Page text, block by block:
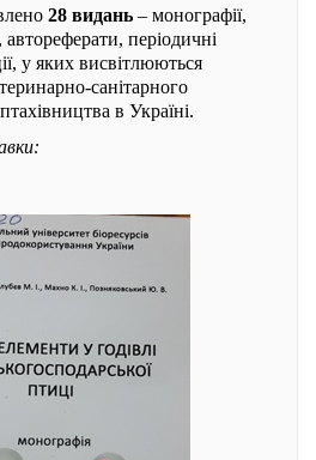
28 видань – монографії,
періодичні
у яких висвітлюються
санітарного
в Україні.